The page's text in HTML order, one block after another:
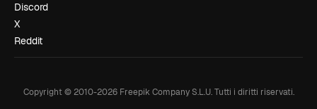
Discord
X
Reddit
Copyright © 2010-2026Freepik Company S.L.U. Tutti i diritti riservati.